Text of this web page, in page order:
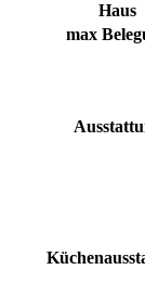
Haus
max